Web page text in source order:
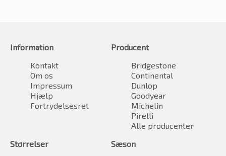
Information
Kontakt
Om os
Impressum
Hjælp
Fortrydelsesret
Producent
Bridgestone
Continental
Dunlop
Goodyear
Michelin
Pirelli
Alle producenter
Størrelser
Sæson